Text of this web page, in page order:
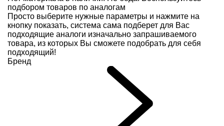
подбором товаров по аналогам
Просто выберите нужные параметры и нажмите на
кнопку показать, система сама подберет для Вас
подходящие аналоги изначально запрашиваемого
товара, из которых Вы сможете подобрать для себя
подходящий!
Бренд